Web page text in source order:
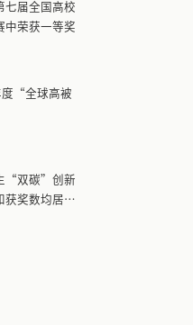
届全国高校
中荣获一等奖
度“全球高被
“双碳”创新
获奖数均居全